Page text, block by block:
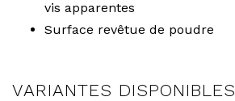
vis apparentes
Surface revêtue de poudre
VARIANTES DISPONIBLES